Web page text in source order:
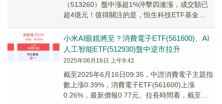
（513260）盤中漲超1%沖擊四連漲，成交額已
超4億元！值得關注的是，恒生科技ETF基金
小米AI眼鏡將至？消費電子ETF(561600)、AI
人工智能ETF(512930)盤中逆市拉升
2025年06月16日 上午9:42
截至2025年6月16日09:35，中證消費電子主題指
數上漲0.39%，消費電子ETF(561600)上漲
0.26%，最新價報0.77元。拉長時間看，截至